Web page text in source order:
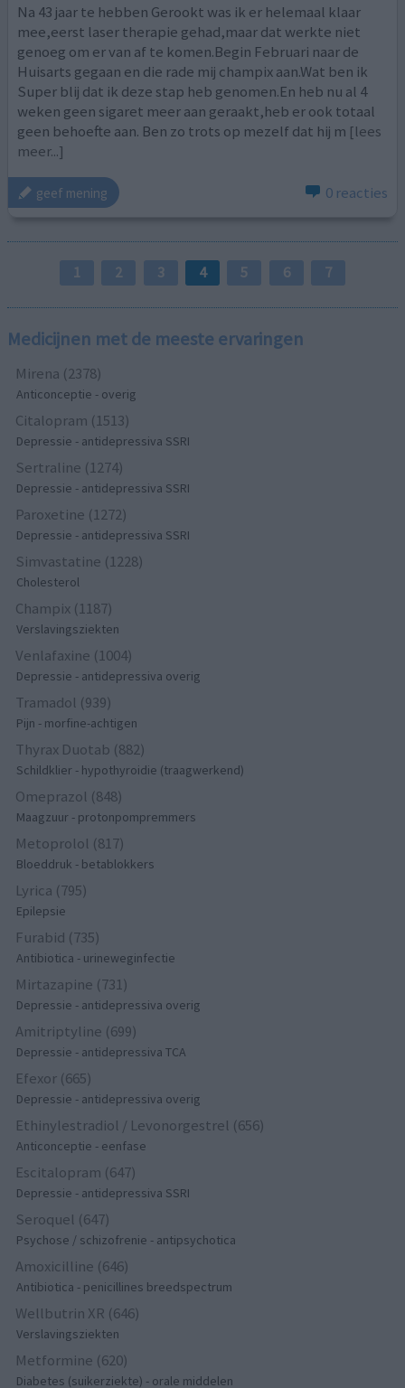
Na 43 jaar te hebben Gerookt was ik er helemaal klaar
mee,eerst laser therapie gehad,maar dat werkte niet
genoeg om er van af te komen.Begin Februari naar de
Huisarts gegaan en die rade mij champix aan.Wat ben ik
Super blij dat ik deze stap heb genomen.En heb nu al 4
weken geen sigaret meer aan geraakt,heb er ook totaal
geen behoefte aan. Ben zo trots op mezelf dat hij m [lees
meer...]
geef mening 0 reacties
1 2 3 4 5 6 7
Medicijnen met de meeste ervaringen
Mirena (2378)
Anticonceptie - overig
Citalopram (1513)
Depressie - antidepressiva SSRI
Sertraline (1274)
Depressie - antidepressiva SSRI
Paroxetine (1272)
Depressie - antidepressiva SSRI
Simvastatine (1228)
Cholesterol
Champix (1187)
Verslavingsziekten
Venlafaxine (1004)
Depressie - antidepressiva overig
Tramadol (939)
Pijn - morfine-achtigen
Thyrax Duotab (882)
Schildklier - hypothyroidie (traagwerkend)
Omeprazol (848)
Maagzuur - protonpompremmers
Metoprolol (817)
Bloeddruk - betablokkers
Lyrica (795)
Epilepsie
Furabid (735)
Antibiotica - urineweginfectie
Mirtazapine (731)
Depressie - antidepressiva overig
Amitriptyline (699)
Depressie - antidepressiva TCA
Efexor (665)
Depressie - antidepressiva overig
Ethinylestradiol / Levonorgestrel (656)
Anticonceptie - eenfase
Escitalopram (647)
Depressie - antidepressiva SSRI
Seroquel (647)
Psychose / schizofrenie - antipsychotica
Amoxicilline (646)
Antibiotica - penicillines breedspectrum
Wellbutrin XR (646)
Verslavingsziekten
Metformine (620)
Diabetes (suikerziekte) - orale middelen